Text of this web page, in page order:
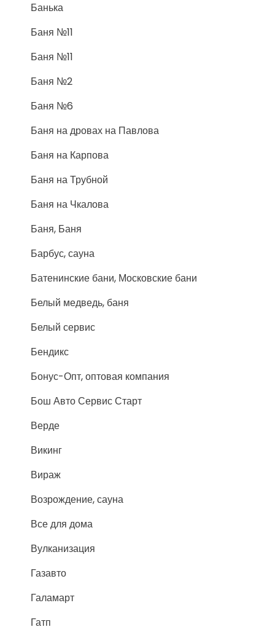
Банька
Баня №11
Баня №11
Баня №2
Баня №6
Баня на дровах на Павлова
Баня на Карпова
Баня на Трубной
Баня на Чкалова
Баня, Баня
Барбус, сауна
Батенинские бани, Московские бани
Белый медведь, баня
Белый сервис
Бендикс
Бонус-Опт, оптовая компания
Бош Авто Сервис Старт
Верде
Викинг
Вираж
Возрождение, сауна
Все для дома
Вулканизация
Газавто
Галамарт
Гатп